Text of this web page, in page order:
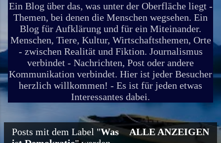
Ein Blog über das, was unter der Oberfläche liegt -
Themen, bei denen die Menschen wegsehen. Ein
Blog für Aufklärung und für ein Miteinander.
Menschen, Tiere, Kultur, Wirtschaftsthemen, Orte
- zwischen Realität und Fiktion. Journalismus
verbindet - Nachrichten, Post oder andere
Kommunikation verbindet. Hier ist jeder Besucher
herzlich willkommen! - Es ist für jeden etwas
Interessantes dabei.
Posts mit dem Label "Was
ALLE ANZEIGEN